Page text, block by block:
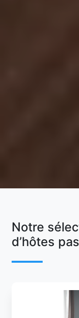
Notre
d’hôtes